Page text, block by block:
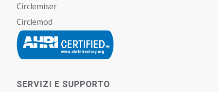
Circlemiser
Circlemod
SERVIZI E SUPPORTO